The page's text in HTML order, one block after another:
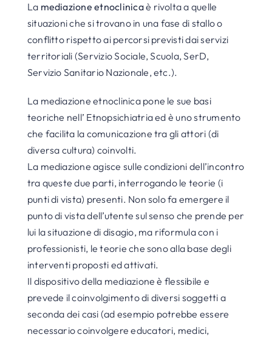
La mediazione etnoclinicaè rivolta a quelle
situazioni che si trovano in una fase di stallo o
conflitto rispetto ai percorsi previsti dai servizi
territoriali (Servizio Sociale, Scuola, SerD,
Servizio Sanitario Nazionale, etc.).
La mediazione etnoclinica pone le sue basi
teoriche nell’ Etnopsichiatria ed è uno strumento
che facilita la comunicazione tra gli attori (di
diversa cultura) coinvolti.
La mediazione agisce sulle condizioni dell’incontro
tra queste due parti, interrogando le teorie (i
punti di vista) presenti. Non solo fa emergere il
punto di vista dell’utente sul senso che prende per
lui la situazione di disagio, ma riformula con i
professionisti, le teorie che sono alla base degli
interventi proposti ed attivati.
Il dispositivo della mediazione è flessibile e
prevede il coinvolgimento di diversi soggetti a
seconda dei casi (ad esempio potrebbe essere
necessario coinvolgere educatori, medici,